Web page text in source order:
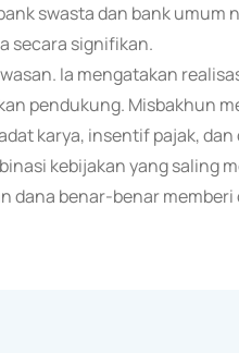
swasta dan bank
secara signifikan.
Ia mengatakan
pendukung. Misbakhun
karya, insentif pajak,
kebijakan yang saling
dana benar-benar